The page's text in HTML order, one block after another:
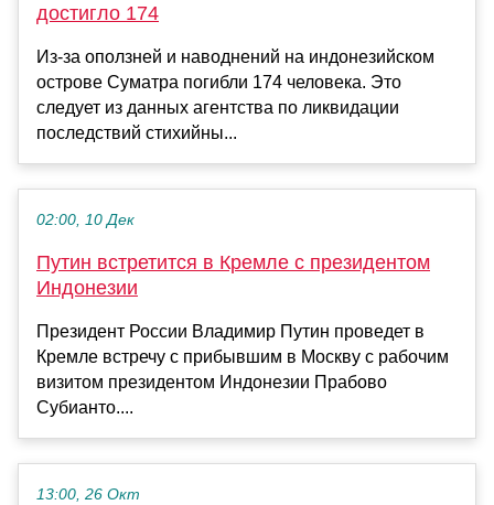
достигло 174
Из-за оползней и наводнений на индонезийском
острове Суматра погибли 174 человека. Это
следует из данных агентства по ликвидации
последствий стихийны...
02:00, 10 Дек
Путин встретится в Кремле с президентом
Индонезии
Президент России Владимир Путин проведет в
Кремле встречу с прибывшим в Москву с рабочим
визитом президентом Индонезии Прабово
Субианто....
13:00, 26 Окт